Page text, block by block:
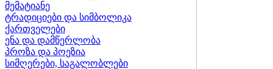
მემატიანე
ტრადიციები და სიმბოლიკა
ქართველები
ენა და დამწერლობა
პროზა და პოეზია
სიმღერები, საგალობლები